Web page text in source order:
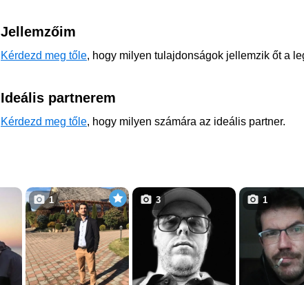
Jellemzőim
Kérdezd meg tőle, hogy milyen tulajdonságok jellemzik őt a
Ideális partnerem
Kérdezd meg tőle, hogy milyen számára az ideális partner.
1 3 1